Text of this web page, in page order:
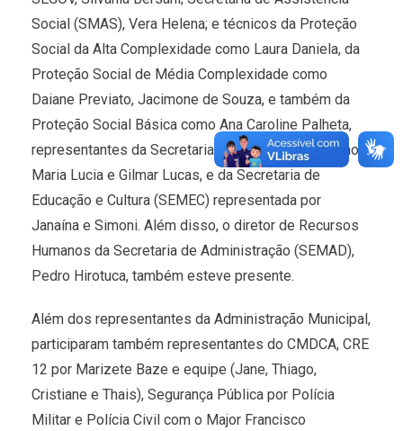
Social (SMAS), Vera Helena; e técnicos da Proteção
Social da Alta Complexidade como Laura Daniela, da
Proteção Social de Média Complexidade como
Daiane Previato, Jacimone de Souza, e também da
Proteção Social Básica como Ana Caroline Palheta,
representantes da Secretaria de Saúde (SMS) como
Maria Lucia e Gilmar Lucas, e da Secretaria de
Educação e Cultura (SEMEC) representada por
Janaína e Simoni. Além disso, o diretor de Recursos
Humanos da Secretaria de Administração (SEMAD),
Pedro Hirotuca, também esteve presente.
Além dos representantes da Administração Municipal,
participaram também representantes do CMDCA, CRE
12 por Marizete Baze e equipe (Jane, Thiago,
Cristiane e Thais), Segurança Pública por Polícia
Militar e Polícia Civil com o Major Francisco